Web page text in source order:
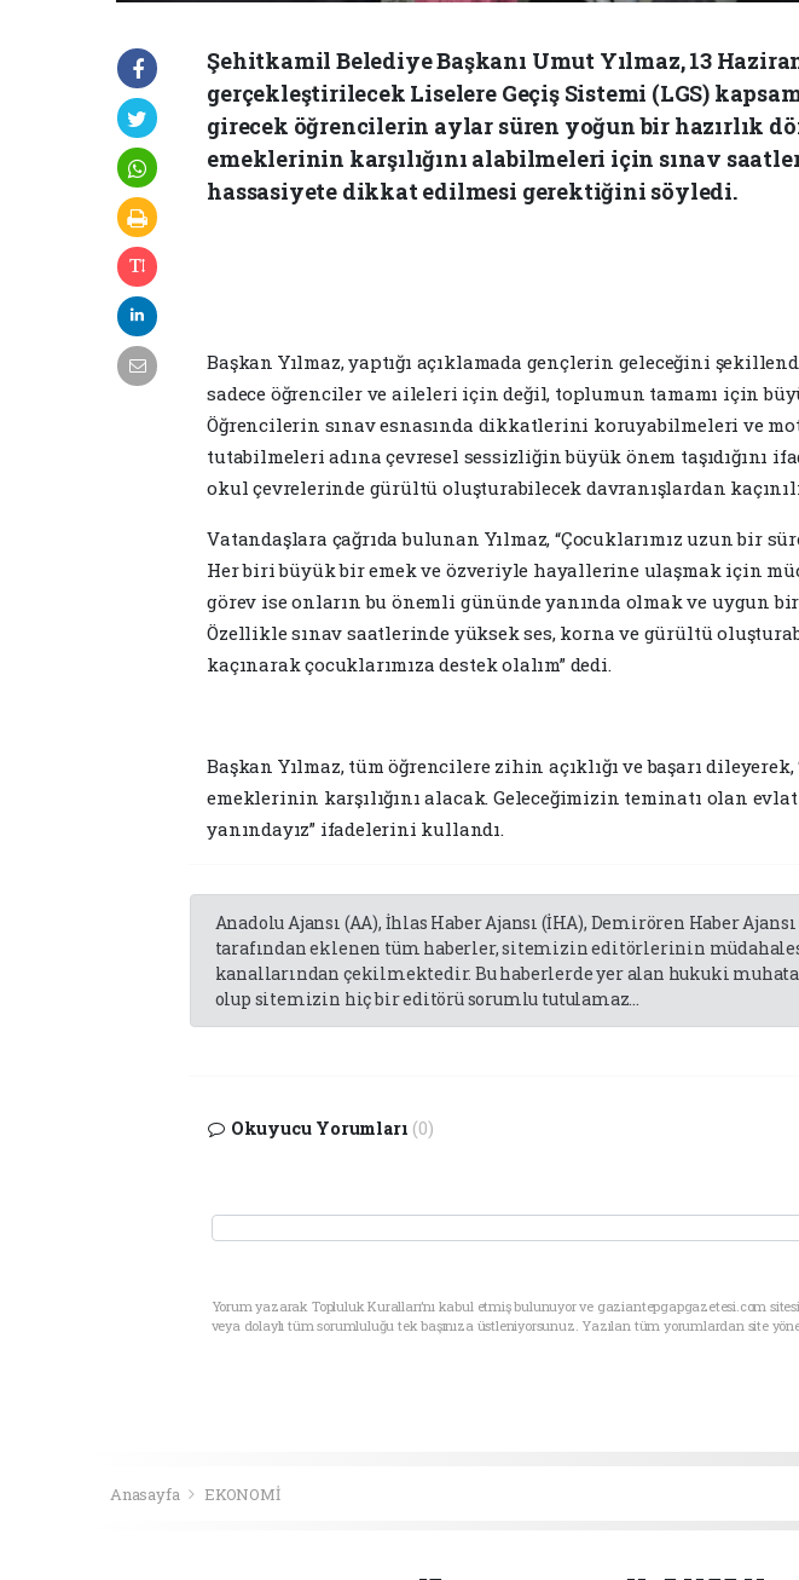
Şehitkamil Belediye Başkanı Umut Yılmaz, 13
gerçekleştirilecek Liselere Geçiş Sistemi (LGS)
girecek öğrencilerin aylar süren yoğun bir hazırlık
emeklerinin karşılığını alabilmeleri için sınav
hassasiyete dikkat edilmesi gerektiğini söyledi.
Başkan Yılmaz, yaptığı açıklamada gençlerin geleceğini
sadece öğrenciler ve aileleri için değil, toplumun tamamı için
Öğrencilerin sınav esnasında dikkatlerini koruyabilmeleri ve
tutabilmeleri adına çevresel sessizliğin büyük önem taşıdığını
okul çevrelerinde gürültü oluşturabilecek davranışlardan
Vatandaşlara çağrıda bulunan Yılmaz, “Çocuklarımız uzun bir
Her biri büyük bir emek ve özveriyle hayallerine ulaşmak için
görev ise onların bu önemli gününde yanında olmak ve uygun
Özellikle sınav saatlerinde yüksek ses, korna ve gürültü
kaçınarak çocuklarımıza destek olalım” dedi.
Başkan Yılmaz, tüm öğrencilere zihin açıklığı ve başarı
emeklerinin karşılığını alacak. Geleceğimizin teminatı olan
yanındayız” ifadelerini kullandı.
Anadolu Ajansı (AA), İhlas Haber Ajansı (İHA), Demirören Haber
tarafından eklenen tüm haberler, sitemizin editörlerinin
kanallarından çekilmektedir. Bu haberlerde yer alan hukuki
olup sitemizin hiç bir editörü sorumlu tutulamaz...
Okuyucu Yorumları (0)
Yorum yazarak Topluluk Kuralları’nı kabul etmiş bulunuyor ve gaziantepgapgazetesi.com
veya dolaylı tüm sorumluluğu tek başınıza üstleniyorsunuz. Yazılan tüm yorumlardan site
Anasayfa EKONOMİ